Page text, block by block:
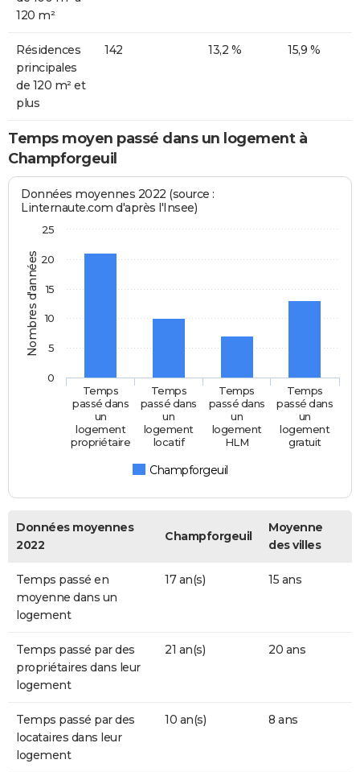
120 m²
Résidences
principales
de 120 m² et
plus
142 13,2 % 15,9 %
Temps moyen passé dans un logement à
Champforgeuil
Nombres d'années
Données moyennes 2022 (source :
Linternaute.com d'après l'Insee)
Champforgeuil
Temps
passé dans
un
logement
propriétaire
Temps
passé dans
un
logement
locatif
Temps
passé dans
un
logement
HLM
Temps
passé dans
un
logement
gratuit
0
5
10
15
20
25
Données moyennes
2022
Champforgeuil
Moyenne
des villes
Temps passé en
moyenne dans un
logement
17 an(s) 15 ans
Temps passé par des
propriétaires dans leur
logement
21 an(s) 20 ans
Temps passé par des
locataires dans leur
logement
10 an(s) 8 ans